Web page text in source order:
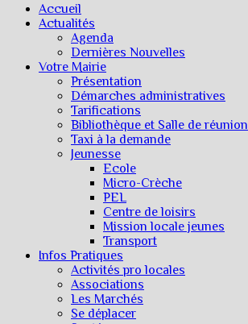
Accueil
Actualités
Agenda
Dernières Nouvelles
Votre Mairie
Présentation
Démarches administratives
Tarifications
Bibliothèque et Salle de réunion
Taxi à la demande
Jeunesse
Ecole
Micro-Crèche
PEL
Centre de loisirs
Mission locale jeunes
Transport
Infos Pratiques
Activités pro locales
Associations
Les Marchés
Se déplacer